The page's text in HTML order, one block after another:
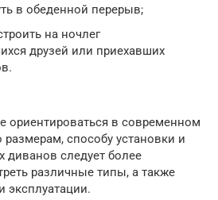
в обеденной перерыв;
на ночлег
друзей или приехавших
ориентироваться в современном
способу установки и
диванов следует более
различные типы, а также
эксплуатации.